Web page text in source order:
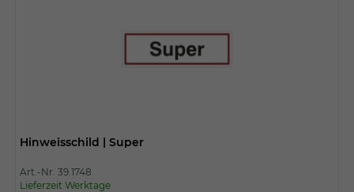
Hinweisschild | Super
Art.-Nr. 39.1748
Lieferzeit Werktage